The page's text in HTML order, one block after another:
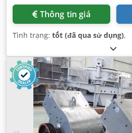
Thông tin giá
Tình trạng: tốt (đã qua sử dụng),